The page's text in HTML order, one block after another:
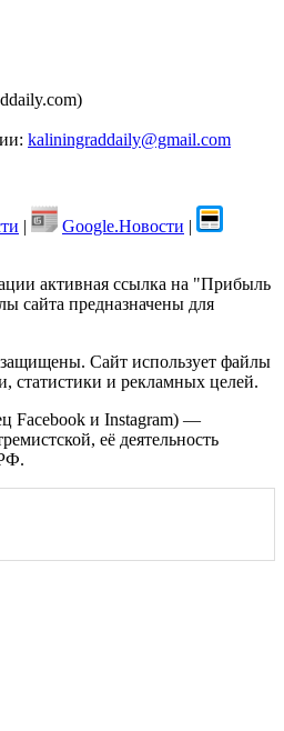
kaliningraddaily@gmail.com
| Google.Новости |
активная ссылка на "Прибыль
сайта предназначены для
Сайт использует файлы
статистики и рекламных целей.
Facebook и Instagram) —
её деятельность